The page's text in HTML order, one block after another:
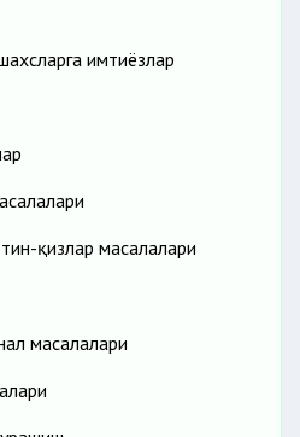
имтиёзлар
қизлар масалалари
масалалари